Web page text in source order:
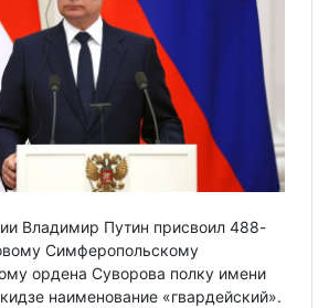
Владимир Путин присвоил 488-
Симферопольскому
ордена Суворова полку имени
наименование «гвардейский».